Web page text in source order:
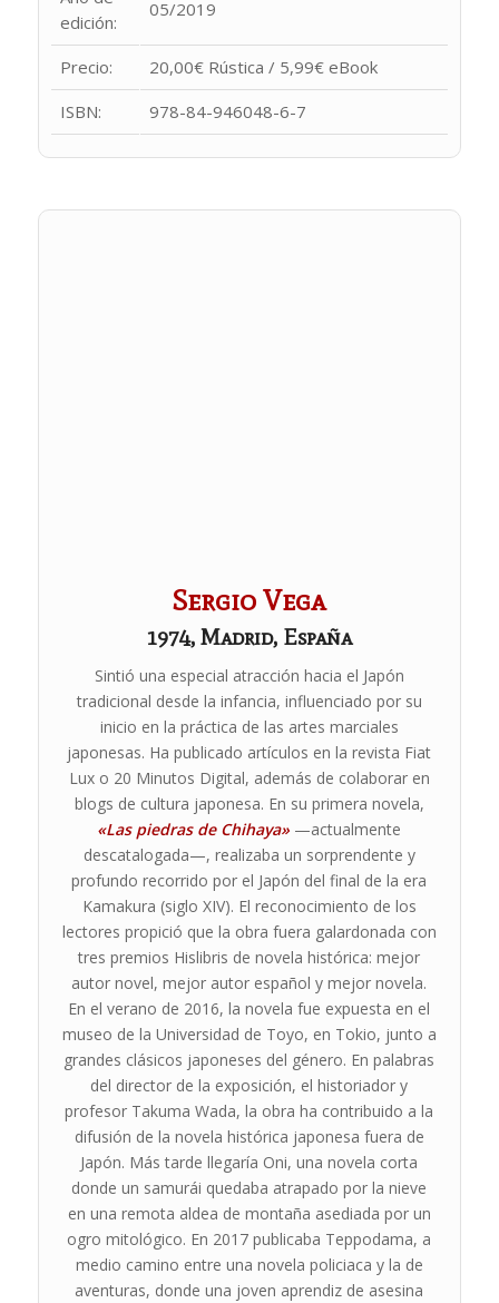
edición:
05/2019
Precio:
20,00€ Rústica / 5,99€ eBook
ISBN:
978-84-946048-6-7
Sergio Vega
1974, Madrid, España
Sintió una especial atracción hacia el Japón
tradicional desde la infancia, influenciado por su
inicio en la práctica de las artes marciales
japonesas. Ha publicado artículos en la revista Fiat
Lux o 20 Minutos Digital, además de colaborar en
blogs de cultura japonesa. En su primera novela,
«Las piedras de Chihaya» —actualmente
descatalogada—, realizaba un sorprendente y
profundo recorrido por el Japón del final de la era
Kamakura (siglo XIV). El reconocimiento de los
lectores propició que la obra fuera galardonada con
tres premios Hislibris de novela histórica: mejor
autor novel, mejor autor español y mejor novela.
En el verano de 2016, la novela fue expuesta en el
museo de la Universidad de Toyo, en Tokio, junto a
grandes clásicos japoneses del género. En palabras
del director de la exposición, el historiador y
profesor Takuma Wada, la obra ha contribuido a la
difusión de la novela histórica japonesa fuera de
Japón. Más tarde llegaría Oni, una novela corta
donde un samurái quedaba atrapado por la nieve
en una remota aldea de montaña asediada por un
ogro mitológico. En 2017 publicaba Teppodama, a
medio camino entre una novela policiaca y la de
aventuras, donde una joven aprendiz de asesina